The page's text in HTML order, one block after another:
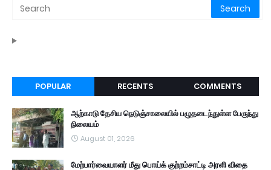
POPULAR RECENTS COMMENTS
ஆற்காடு தேசிய நெடுஞ்சாலையில் பழுதடைந்துள்ள பேருந்து
நிலையம்
August 01, 2026
மேற்பார்வையாளர் மீது பொய்க் குற்றம்சாட்டி அரளி விதை